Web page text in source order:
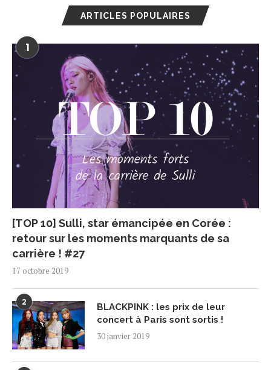
ARTICLES POPULAIRES
1
[TOP 10] Sulli, star émancipée en Corée :
retour sur les moments marquants de sa
carrière ! #27
17 octobre 2019
2
BLACKPINK : les prix de leur
concert à Paris sont sortis !
30 janvier 2019